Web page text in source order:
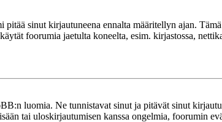
sinut kirjautuneena ennalta määritellyn ajan.
foorumia jaetulta koneelta, esim. kirjastossa,
luomia. Ne tunnistavat sinut ja pitävät sinut
tai uloskirjautumisen kanssa ongelmia, foorumin